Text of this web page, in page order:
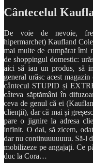
Cântecelul
De voie de nevoie,
hipermarchet) Kaufland
mai multe de cumpărat îmi
de shoppingul domestic:
aici să iau un produs, să
general urăsc acest
cântecul STUPID și
câteva săptămâni în
ceva de genul că ei
clienții), dar că mai și
pare o jignire la adresa
infinit. O dai, să zicem,
dar nu continuuuuuuu. Să-l
mobilizeze pe angajați. Ce
duc la Cora…